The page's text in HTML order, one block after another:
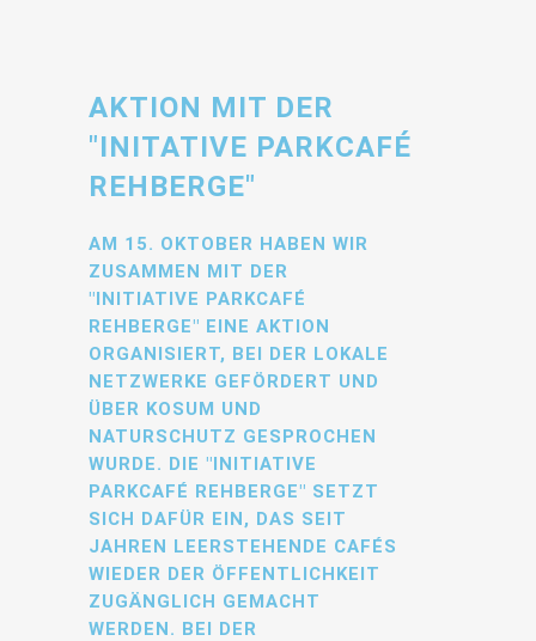
AKTION MIT DER
"INITATIVE PARKCAFÉ
REHBERGE"
AM 15. OKTOBER HABEN WIR
ZUSAMMEN MIT DER
"INITIATIVE PARKCAFÉ
REHBERGE" EINE AKTION
ORGANISIERT, BEI DER LOKALE
NETZWERKE GEFÖRDERT UND
ÜBER KOSUM UND
NATURSCHUTZ GESPROCHEN
WURDE. DIE "INITIATIVE
PARKCAFÉ REHBERGE" SETZT
SICH DAFÜR EIN, DAS SEIT
JAHREN LEERSTEHENDE CAFÉS
WIEDER DER ÖFFENTLICHKEIT
ZUGÄNGLICH GEMACHT
WERDEN. BEI DER